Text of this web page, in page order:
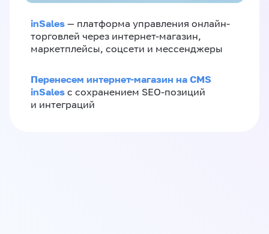
inSales — платформа управления онлайн-
торговлей через интернет-магазин,
маркетплейсы, соцсети и мессенджеры
Перенесем интернет-магазин на CMS
inSales с сохранением SEO-позиций
и интеграций